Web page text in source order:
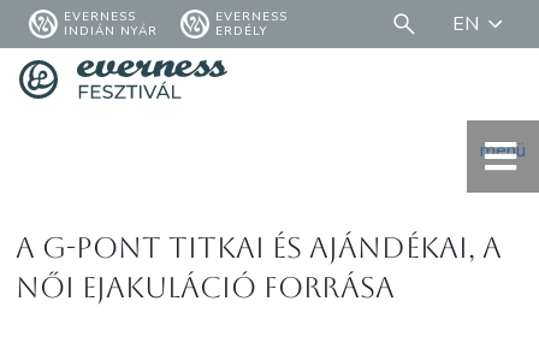
EVERNESS
INDIÁN NYÁR
EVERNESS
ERDÉLY
EN
menü
A G-pont titkai és ajándékai, a
női ejakuláció forrása